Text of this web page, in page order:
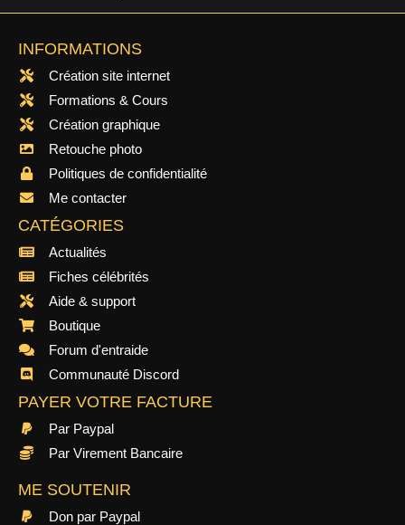
INFORMATIONS
Création site internet
Formations & Cours
Création graphique
Retouche photo
Politiques de confidentialité
Me contacter
CATÉGORIES
Actualités
Fiches célébrités
Aide & support
Boutique
Forum d'entraide
Communauté Discord
PAYER VOTRE FACTURE
Par Paypal
Par Virement Bancaire
ME SOUTENIR
Don par Paypal